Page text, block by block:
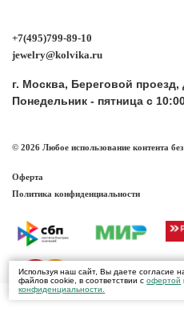
+7(495)799-89-10
jewelry@kolvika.ru
г. Москва, Береговой проезд,
Понедельник - пятница с
© 2026 Любое использование контента
Оферта
Политика конфиденциальности
Используя наш сайт, Вы даете согласие
файлов cookie, в соответствии софертой
конфиденциальности